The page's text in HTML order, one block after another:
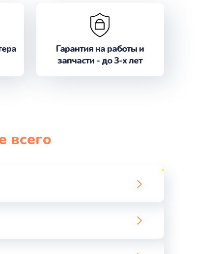
Гарантия на работы и
запчасти - до 3-х лет
всего